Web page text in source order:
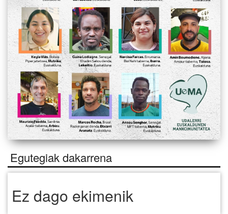
Egutegiak dakarrena
Ez dago ekimenik